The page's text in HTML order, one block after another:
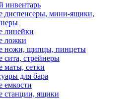
инвентарь
диспенсеры, мини-ящики,
линейки
ложки
ножи, щипцы, пинцеты
сита, стрейнеры
маты, сетки
для бара
емкости
станции, ящики